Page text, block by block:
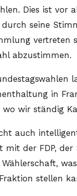
Dies ist vor
seine
vertreten
abzustimmen.
in
wir ständig
auch
mit der FDP,
stellen